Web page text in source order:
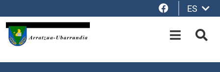
Facebook
ES
OPEN-